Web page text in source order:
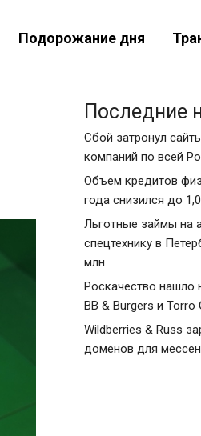
Подорожание дня
Последние
Сбой затронул
компаний по всей
Объем кредитов
года снизился до
Льготные займы на
спецтехнику в
млн
Роскачество нашло
BB & Burgers и Torro
Wildberries & Russ
доменов для